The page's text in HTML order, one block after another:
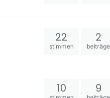
22
stimmen
2
beiträge
10 9